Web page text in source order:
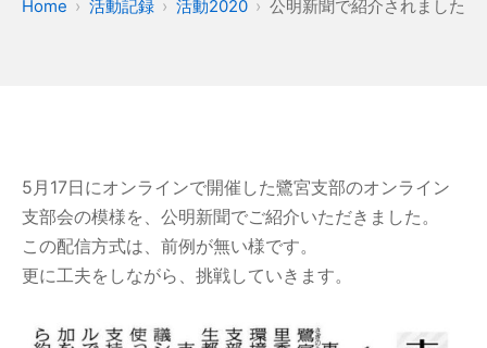
Home 活動記録 活動2020 公明新聞で紹介されました
5月17日にオンラインで開催した鷺宮支部のオンライン
支部会の模様を、公明新聞でご紹介いただきました。
この配信方式は、前例が無い様です。
更に工夫をしながら、挑戦していきます。